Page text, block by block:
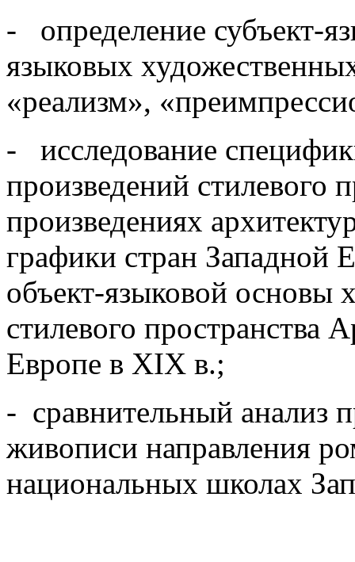
- определение субъект-
языковых
«реализм»,
- исследование
произведений стилевого
произведениях
графики стран Западной
объект-языковой основы
стилевого пространства
Европе в XIX в.;
- сравнительный анализ
живописи направления
национальных школах